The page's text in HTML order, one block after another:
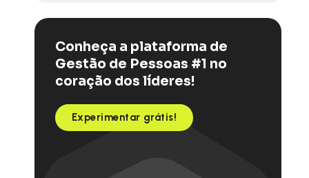
Conheça a plataforma de
Gestão de Pessoas #1 no
coração dos líderes!
Experimentar grátis!